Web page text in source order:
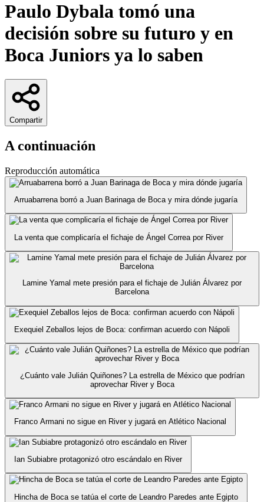
Paulo Dybala tomó una
decisión sobre su futuro y en
Boca Juniors ya lo saben
Compartir
A continuación
Reproducción automática
Arruabarrena borró a Juan Barinaga de Boca y mira dónde jugaría
La venta que complicaría el fichaje de Ángel Correa por River
Lamine Yamal mete presión para el fichaje de Julián Álvarez por
Barcelona
Exequiel Zeballos lejos de Boca: confirman acuerdo con Nápoli
¿Cuánto vale Julián Quiñones? La estrella de México que podrían
aprovechar River y Boca
Franco Armani no sigue en River y jugará en Atlético Nacional
Ian Subiabre protagonizó otro escándalo en River
Hincha de Boca se tatúa el corte de Leandro Paredes ante Egipto